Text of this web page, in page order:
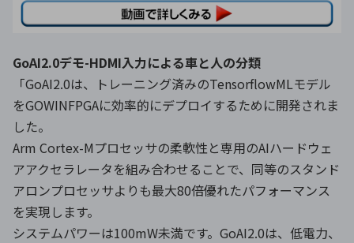
GoAI2.0デモ-HDMI入力による車と人の分類
「GoAI2.0は、トレーニング済みのTensorflowMLモデル
をGOWINFPGAに効率的にデプロイするために開発されま
した。
Arm Cortex-Mプロセッサの柔軟性と専用のAIハードウェ
アアクセラレータを組み合わせることで、同等のスタンド
アロンプロセッサよりも最大80倍優れたパフォーマンス
を実現します。
システムパワーは100mW未満です。GoAI2.0は、低電力、